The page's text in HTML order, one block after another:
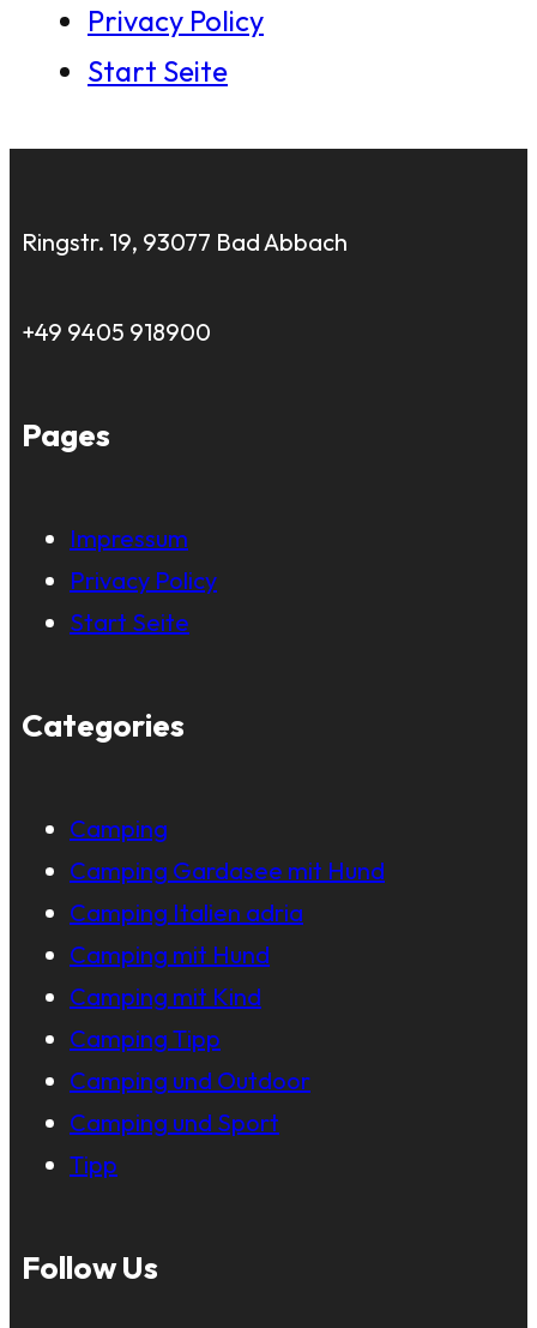
Privacy Policy
Start Seite
Ringstr. 19, 93077 Bad Abbach
+49 9405 918900
Pages
Impressum
Privacy Policy
Start Seite
Categories
Camping
Camping Gardasee mit Hund
Camping Italien adria
Camping mit Hund
Camping mit Kind
Camping Tipp
Camping und Outdoor
Camping und Sport
Tipp
Follow Us